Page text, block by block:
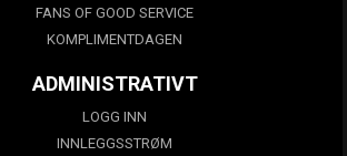
FANS OF GOOD SERVICE
KOMPLIMENTDAGEN
ADMINISTRATIVT
LOGG INN
INNLEGGSSTRØM